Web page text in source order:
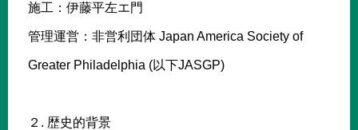
施工：伊藤平左エ門
管理運営：非営利団体 Japan America Society of
Greater Philadelphia (以下JASGP)
２. 歴史的背景